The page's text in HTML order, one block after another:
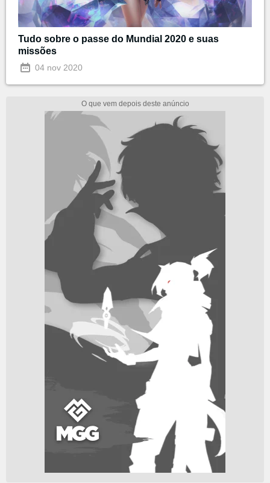
Tudo sobre o passe do Mundial 2020 e suas
missões
04 nov 2020